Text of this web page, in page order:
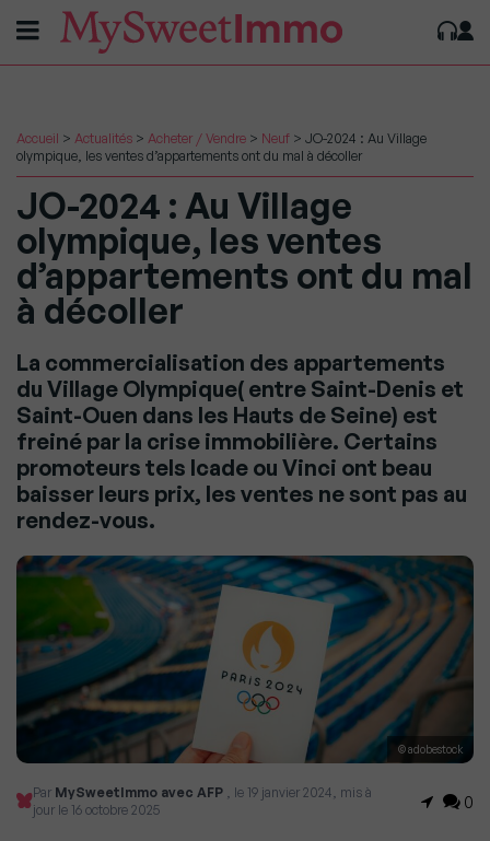
Accueil > Actualités > Acheter / Vendre > Neuf > JO-2024 : Au Village
olympique, les ventes d’appartements ont du mal à décoller
JO-2024 : Au Village
olympique, les ventes
d’appartements ont du mal
à décoller
La commercialisation des appartements
du Village Olympique( entre Saint-Denis et
Saint-Ouen dans les Hauts de Seine) est
freiné par la crise immobilière. Certains
promoteurs tels Icade ou Vinci ont beau
baisser leurs prix, les ventes ne sont pas au
rendez-vous.
© adobestock
Par MySweetImmo avec AFP , le 19 janvier 2024, mis à
jour le 16 octobre 2025
0